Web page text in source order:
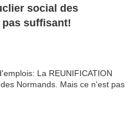
social des
pas suffisant!